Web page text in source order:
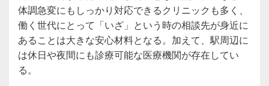
体調急変にもしっかり対応できるクリニックも多く、
働く世代にとって「いざ」という時の相談先が身近に
あることは大きな安心材料となる。加えて、駅周辺に
は休日や夜間にも診療可能な医療機関が存在してい
る。